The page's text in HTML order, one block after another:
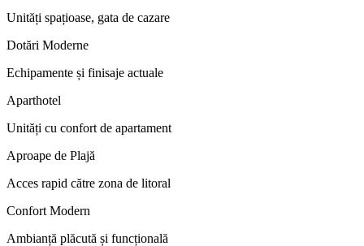
Unități spațioase, gata de cazare
Dotări Moderne
Echipamente și finisaje actuale
Aparthotel
Unități cu confort de apartament
Aproape de Plajă
Acces rapid către zona de litoral
Confort Modern
Ambianță plăcută și funcțională